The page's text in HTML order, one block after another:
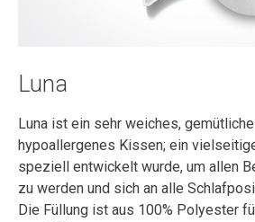
Luna
Luna ist ein sehr weiches,
hypoallergenes Kissen; ein
speziell entwickelt wurde, um allen
zu werden und sich an alle
Die Füllung ist aus 100% Polyester